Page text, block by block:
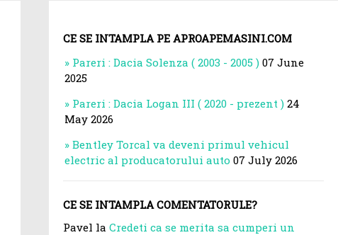
CE SE INTAMPLA PE APROAPEMASINI.COM
Pareri : Dacia Solenza ( 2003 - 2005 ) 07 June
2025
Pareri : Dacia Logan III ( 2020 - prezent ) 24
May 2026
Bentley Torcal va deveni primul vehicul
electric al producatorului auto 07 July 2026
CE SE INTAMPLA COMENTATORULE?
Pavel la Credeti ca se merita sa cumperi un